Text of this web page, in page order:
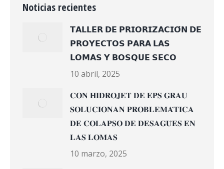
Noticias recientes
𝗧𝗔𝗟𝗟𝗘𝗥 𝗗𝗘 𝗣𝗥𝗜𝗢𝗥𝗜𝗭𝗔𝗖𝗜𝗢́𝗡 𝗗𝗘
𝗣𝗥𝗢𝗬𝗘𝗖𝗧𝗢𝗦 𝗣𝗔𝗥𝗔 𝗟𝗔𝗦
𝗟𝗢𝗠𝗔𝗦 𝗬 𝗕𝗢𝗦𝗤𝗨𝗘 𝗦𝗘𝗖𝗢
10 abril, 2025
𝐂𝐎𝐍 𝐇𝐈𝐃𝐑𝐎𝐉𝐄𝐓 𝐃𝐄 𝐄𝐏𝐒 𝐆𝐑𝐀𝐔
𝐒𝐎𝐋𝐔𝐂𝐈𝐎𝐍𝐀𝐍 𝐏𝐑𝐎𝐁𝐋𝐄𝐌𝐀́𝐓𝐈𝐂𝐀
𝐃𝐄 𝐂𝐎𝐋𝐀𝐏𝐒𝐎 𝐃𝐄 𝐃𝐄𝐒𝐀𝐆𝐔̈𝐄𝐒 𝐄𝐍
𝐋𝐀𝐒 𝐋𝐎𝐌𝐀𝐒
10 marzo, 2025